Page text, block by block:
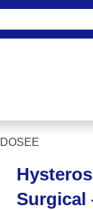
Surgical